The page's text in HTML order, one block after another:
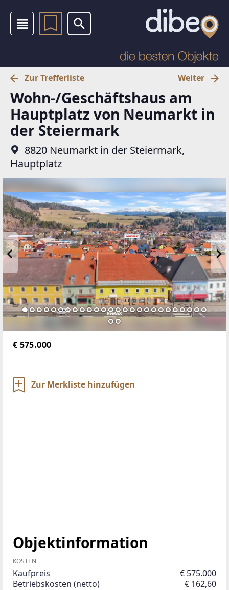
Zur Trefferliste Weiter
Wohn-/Geschäftshaus am
Hauptplatz von Neumarkt in
der Steiermark
8820 Neumarkt in der Steiermark,
Hauptplatz
€ 575.000
Zur Merkliste hinzufügen
Objektinformation
KOSTEN
Kaufpreis
€ 575.000
Betriebskosten (netto)
€ 162,60